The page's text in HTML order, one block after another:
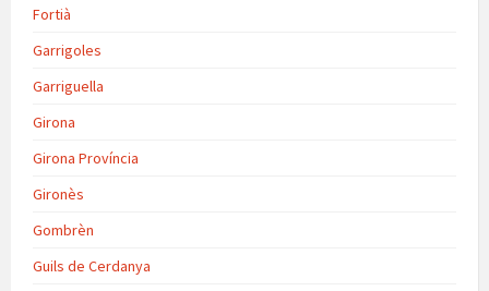
Fortià
Garrigoles
Garriguella
Girona
Girona Província
Gironès
Gombrèn
Guils de Cerdanya